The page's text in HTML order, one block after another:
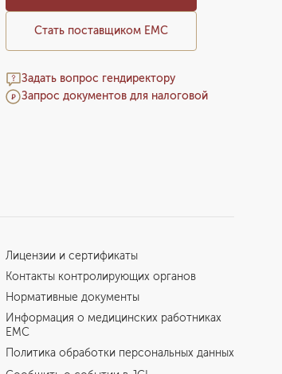
Стать поставщиком ЕМС
Задать вопрос гендиректору
Запрос документов для налоговой
Лицензии и сертификаты
Контакты контролирующих органов
Нормативные документы
Информация о медицинских работниках
EMC
Политика обработки персональных данных